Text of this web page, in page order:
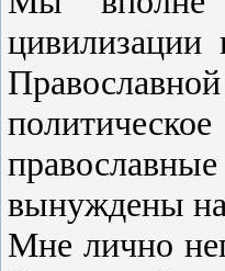
вынуждены
Мне лично